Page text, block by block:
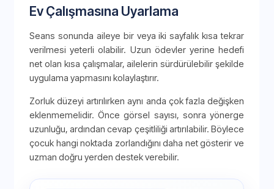
Ev Çalışmasına Uyarlama
Seans sonunda aileye bir veya iki sayfalık kısa tekrar
verilmesi yeterli olabilir. Uzun ödevler yerine hedefi
net olan kısa çalışmalar, ailelerin sürdürülebilir şekilde
uygulama yapmasını kolaylaştırır.
Zorluk düzeyi artırılırken aynı anda çok fazla değişken
eklenmemelidir. Önce görsel sayısı, sonra yönerge
uzunluğu, ardından cevap çeşitliliği artırılabilir. Böylece
çocuk hangi noktada zorlandığını daha net gösterir ve
uzman doğru yerden destek verebilir.